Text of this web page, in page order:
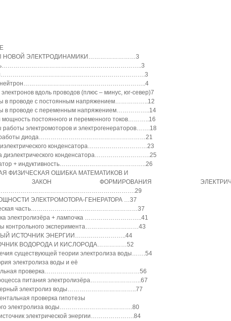
НОВОЙ ЭЛЕКТРОДИНАМИКИ……………………3
и нейтрон……………………………………………………..4
вдоль проводов (плюс – минус, юг-север)7
в проводе с постоянным напряжением……………..12
в проводе с переменным напряжением……………..14
мощность постоянного и переменного токов………..16
работы электромоторов и электрогенераторов…….18
работы диода………………………………………………21
диэлектрического конденсатора…………………………23
диэлектрического конденсатора……………………….25
+ индуктивность……………………………………..26
ФИЗИЧЕСКАЯ ОШИБКА МАТЕМАТИКОВ И
ЗАКОН ФОРМИРОВАНИЯ
ЭЛЕКТРОМОТОРА-ГЕНЕРАТОРА …37
часть………………………………………………37
электролизёра + лампочка ………………………..41
контрольного эксперимента………………………43
ИСТОЧНИК ЭНЕРГИИ……………………..44
ВОДОРОДА И КИСЛОРОДА……………52
существующей теории электролиза воды…….54
электролиза воды и её
проверка…………………………………………56
питания электролизёра……………………..67
электролиз воды……………………………..77
проверка гипотезы
электролиза воды……………………………….80
источник электрической энергии………………….84